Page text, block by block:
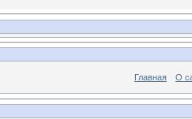
Главная О